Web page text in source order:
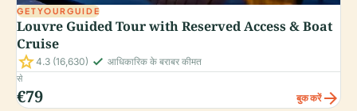
GETYOURGUIDE
Louvre Guided Tour with Reserved Access & Boat
Cruise
star4.3 (16,630) check_small आधिकारिक के बराबर कीमत
से
€79 बुक करेंarrow_forward